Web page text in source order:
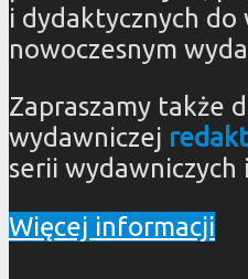
i dydaktycznych do
nowoczesnym
Zapraszamy także
wydawniczej
serii wydawniczych
Więcej informacji